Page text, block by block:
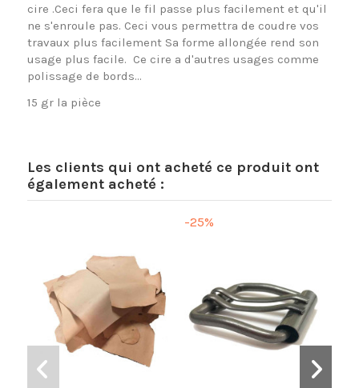
cire .Ceci fera que le fil passe plus facilement et qu'il
ne s'enroule pas. Ceci vous permettra de coudre vos
travaux plus facilement Sa forme allongée rend son
usage plus facile. Ce cire a d'autres usages comme
polissage de bords...
15 gr la pièce
Les clients qui ont acheté ce produit ont
également acheté :
-25%